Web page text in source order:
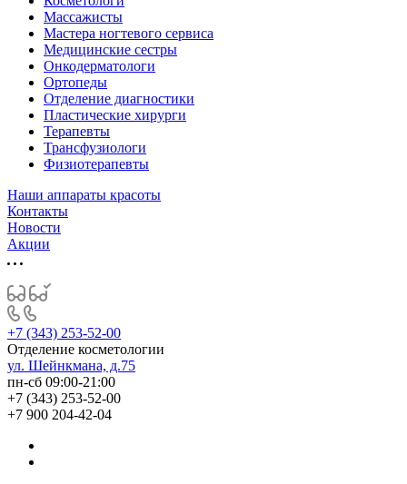
Массажисты
Мастера ногтевого сервиса
Медицинские сестры
Онкодерматологи
Ортопеды
Отделение диагностики
Пластические хирурги
Терапевты
Трансфузиологи
Физиотерапевты
Наши аппараты красоты
Контакты
Новости
Акции
+7 (343) 253-52-00
Отделение косметологии
ул. Шейнкмана, д.75
пн-сб 09:00-21:00
+7 (343) 253-52-00
+7 900 204-42-04